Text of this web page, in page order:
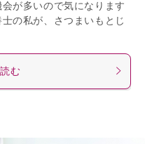
が多いので気になります
の私が、さつまいもとじ
む